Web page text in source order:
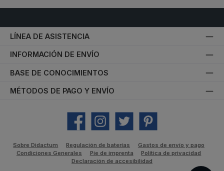
LÍNEA DE ASISTENCIA
INFORMACIÓN DE ENVÍO
BASE DE CONOCIMIENTOS
MÉTODOS DE PAGO Y ENVÍO
Facebook Instagram Twitter Pinterest
Sobre Didactum Regulación de baterías
Gastos de envío y pago
Condiciones Generales
Pie de imprenta
Política de privacidad
Declaración de accesibilidad